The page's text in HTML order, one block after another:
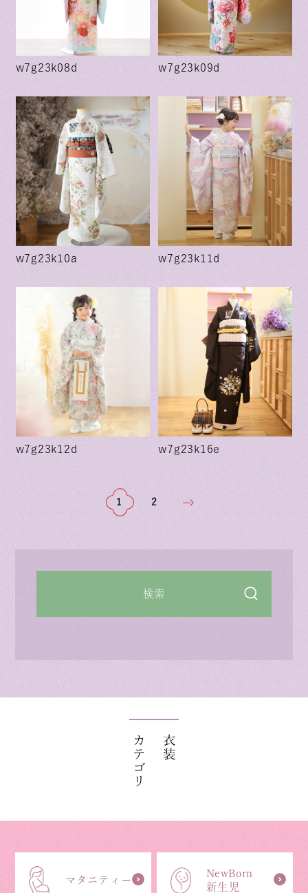
w7g23k08d w7g23k09d
w7g23k10a w7g23k11d
w7g23k12d w7g23k16e
検索
1 2
カテゴリ 衣装
マタニティー
NewBorn
新生児